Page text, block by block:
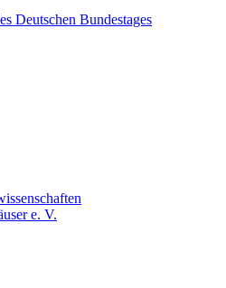
Deutschen Bundestages
e. V.